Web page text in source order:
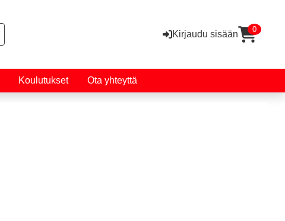
Kirjaudu sisään 0
Koulutukset Ota yhteyttä